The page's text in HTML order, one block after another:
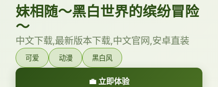
妹相随～黑白世界的缤纷冒险
～
中文下载,最新版本下载,中文官网,安卓直装
可爱 动漫 黑白风
💼 立即体验